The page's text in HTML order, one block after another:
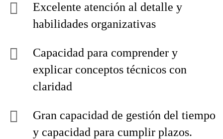
Excelente atención al detalle y
habilidades organizativas
Capacidad para comprender y
explicar conceptos técnicos con
claridad
Gran capacidad de gestión del tiempo
y capacidad para cumplir plazos.